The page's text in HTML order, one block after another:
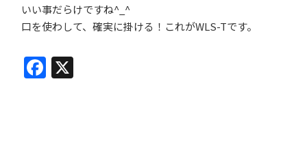
いい事だらけですね^_^
口を使わして、確実に掛ける！これがWLS-Tです。
Facebook